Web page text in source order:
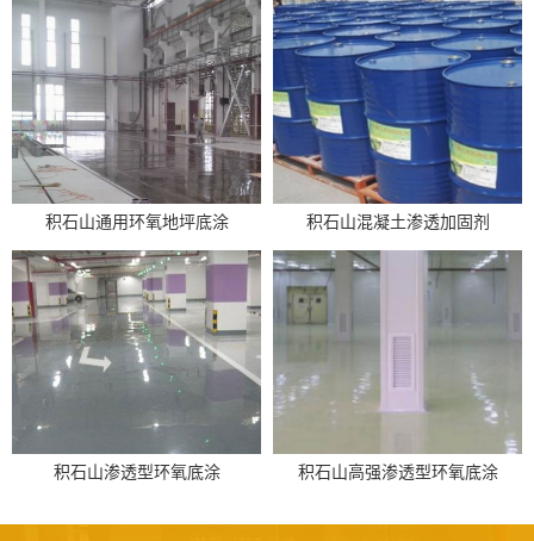
积石山通用环氧地坪底涂 积石山混凝土渗透加固剂
积石山渗透型环氧底涂 积石山高强渗透型环氧底涂